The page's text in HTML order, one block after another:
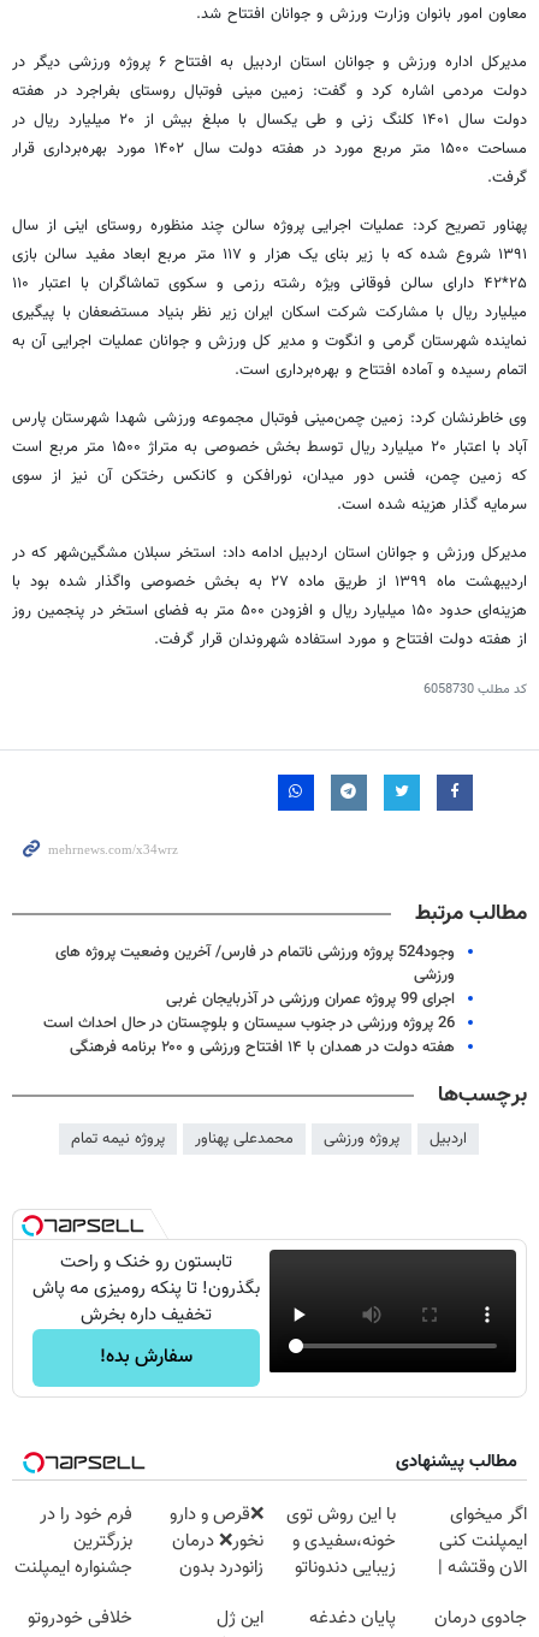
معاون امور بانوان وزارت ورزش و جوانان افتتاح شد.
مدیرکل اداره ورزش و جوانان استان اردبیل به افتتاح ۶ پروژه ورزشی دیگر در
دولت مردمی اشاره کرد و گفت: زمین مینی فوتبال روستای بفراجرد در هفته
دولت سال ۱۴۰۱ کلنگ زنی و طی یکسال با مبلغ بیش از ۲۰ میلیارد ریال در
مساحت ۱۵۰۰ متر مربع مورد در هفته دولت سال ۱۴۰۲ مورد بهره‌برداری قرار
گرفت.
پهناور تصریح کرد: عملیات اجرایی پروژه سالن چند منظوره روستای اینی از سال
۱۳۹۱ شروع شده که با زیر بنای یک هزار و ۱۱۷ متر مربع ابعاد مفید سالن بازی
۲۵*۴۲ دارای سالن فوقانی ویژه رشته رزمی و سکوی تماشاگران با اعتبار ۱۱۰
میلیارد ریال با مشارکت شرکت اسکان ایران زیر نظر بنیاد مستضعفان با پیگیری
نماینده شهرستان گرمی وانگوتو مدیر کل ورزش و جوانان عملیات اجرایی آن به
اتمام رسیده و آماده افتتاح و بهره‌برداری است.
وی خاطرنشان کرد: زمین چمن‌مینی فوتبال مجموعه ورزشی شهدا شهرستان پارس
آباد با اعتبار ۲۰ میلیارد ریال توسط بخش خصوصی به متراژ ۱۵۰۰ متر مربع است
که زمین چمن، فنس دور میدان، نورافکن و کانکس رختکن آن نیز از سوی
سرمایه گذار هزینه شده است.
مدیرکل ورزش و جوانان استان اردبیل ادامه داد: استخر سبلان مشگین‌شهر که در
اردیبهشت ماه ۱۳۹۹ از طریق ماده ۲۷ به بخش خصوصی واگذار شده بود با
هزینه‌ای حدود ۱۵۰ میلیارد ریال و افزودن ۵۰۰ متر به فضای استخر در پنجمین روز
از هفته دولت افتتاح و مورد استفاده شهروندان قرار گرفت.
کد مطلب6058730
مطالب مرتبط
وجود524 پروژه ورزشی ناتمام در فارس/ آخرین وضعیت پروژه های
ورزشی
اجرای 99 پروژه عمران ورزشی در آذربایجان غربی
26 پروژه ورزشی در جنوب سیستان و بلوچستان در حال احداث است
هفته دولت در همدان با ۱۴ افتتاح ورزشی و ۲۰۰ برنامه فرهنگی
برچسب‌ها
اردبیل پروژه ورزشی محمدعلی پهناور پروژه نیمه تمام
تابستون رو خنک و راحت
بگذرون! تا پنکه رومیزی مه پاش
تخفیف داره بخرش
سفارش بده!
مطالب پیشنهادی
اگر میخوای
ایمپلنت کنی
الان وقتشه |
میلیون تومان!!!
با این روش توی
خونه،سفیدی و
زیبایی دندوناتو
(40%off)
❌قرص‌ و دارو
نخور❌ درمان
زانودرد بدون
فرم خود را در
بزرگترین
جشنواره ایمپلنت
فقط ۲۵ میلیون
جادوی درمان
پایان دغدغه
این ژل
خلافی خودروتو